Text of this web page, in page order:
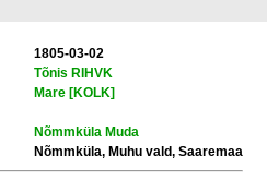
1805-03-02
Tõnis RIHVK
Mare [KOLK]
Nõmmküla Muda
Nõmmküla, Muhu vald, Saaremaa